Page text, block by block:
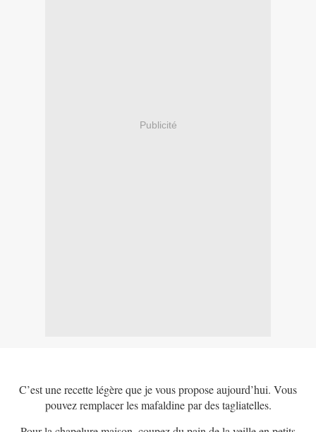
Publicité
C’est une recette légère que je vous propose aujourd’hui. Vous
pouvez remplacer les mafaldine par des tagliatelles.